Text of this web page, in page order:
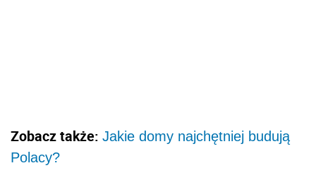
Zobacz także: Jakie domy najchętniej budują
Polacy?